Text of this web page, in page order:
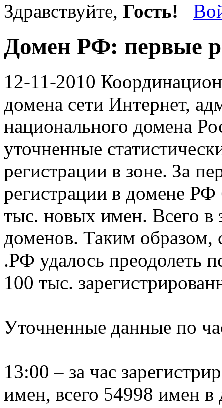
Здравствуйте, Гость!
Домен РФ: первые
12-11-2010
домена сети Интернет,
национального домена
уточненные
регистрации в зоне. За
регистрации в домене РФ
тыс. новых имен. Всего
доменов. Таким образом,
.РФ удалось преодолеть
100 тыс.
Уточненные данные по
13:00 – за час
имен, всего 54998 имен